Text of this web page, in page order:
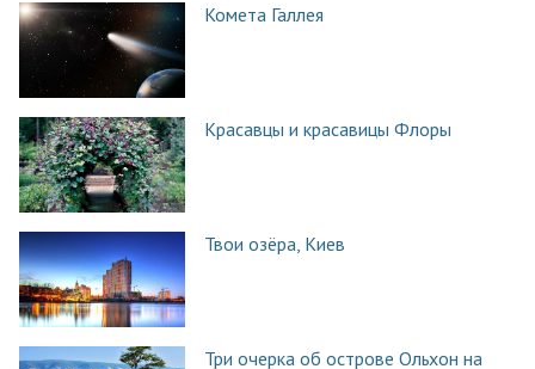
Комета Галлея
Красавцы и красавицы Флоры
Твои озёра, Киев
Три очерка об острове Ольхон на